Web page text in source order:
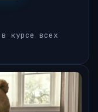
курсе всех